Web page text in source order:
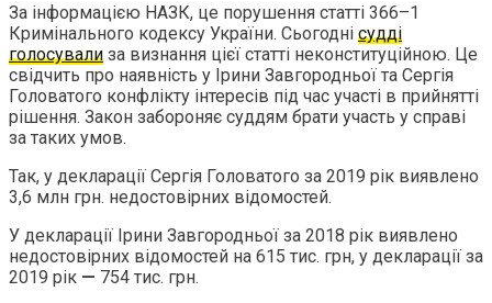
За інформацією НАЗК, це порушення статті 366–1
Кримінального кодексу України. Сьогодні судді
голосували за визнання цієї статті неконституційною. Це
свідчить про наявність у Ірини Завгородньої та Сергія
Головатого конфлікту інтересів під час участі в прийнятті
рішення. Закон забороняє суддям брати участь у справі
за таких умов.
Так, у декларації Сергія Головатого за 2019 рік виявлено
3,6 млн грн. недостовірних відомостей.
У декларації Ірини Завгородньої за 2018 рік виявлено
недостовірних відомостей на 615 тис. грн, у декларації за
2019 рік — 754 тис. грн.